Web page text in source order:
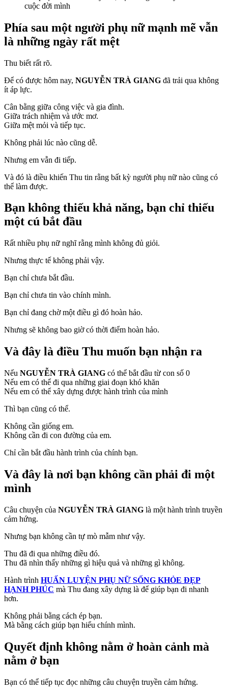
cuộc đời mình
Phía sau một người phụ nữ mạnh mẽ vẫn
là những ngày rất mệt
Thu biết rất rõ.
Để có được hôm nay, NGUYỄN TRÀ GIANG đã trải qua không
ít áp lực.
Cân bằng giữa công việc và gia đình.
Giữa trách nhiệm và ước mơ.
Giữa mệt mỏi và tiếp tục.
Không phải lúc nào cũng dễ.
Nhưng em vẫn đi tiếp.
Và đó là điều khiến Thu tin rằng bất kỳ người phụ nữ nào cũng có
thể làm được.
Bạn không thiếu khả năng, bạn chỉ thiếu
một cú bắt đầu
Rất nhiều phụ nữ nghĩ rằng mình không đủ giỏi.
Nhưng thực tế không phải vậy.
Bạn chỉ chưa bắt đầu.
Bạn chỉ chưa tin vào chính mình.
Bạn chỉ đang chờ một điều gì đó hoàn hảo.
Nhưng sẽ không bao giờ có thời điểm hoàn hảo.
Và đây là điều Thu muốn bạn nhận ra
Nếu NGUYỄN TRÀ GIANG có thể bắt đầu từ con số 0
Nếu em có thể đi qua những giai đoạn khó khăn
Nếu em có thể xây dựng được hành trình của mình
Thì bạn cũng có thể.
Không cần giống em.
Không cần đi con đường của em.
Chỉ cần bắt đầu hành trình của chính bạn.
Và đây là nơi bạn không cần phải đi một
mình
Câu chuyện của NGUYỄN TRÀ GIANG là một hành trình truyền
cảm hứng.
Nhưng bạn không cần tự mò mẫm như vậy.
Thu đã đi qua những điều đó.
Thu đã nhìn thấy những gì hiệu quả và những gì không.
Hành trình HUẤN LUYỆN PHỤ NỮ SỐNG KHỎE ĐẸP
HẠNH PHÚC mà Thu đang xây dựng là để giúp bạn đi nhanh
hơn.
Không phải bằng cách ép bạn.
Mà bằng cách giúp bạn hiểu chính mình.
Quyết định không nằm ở hoàn cảnh mà
nằm ở bạn
Bạn có thể tiếp tục đọc những câu chuyện truyền cảm hứng.